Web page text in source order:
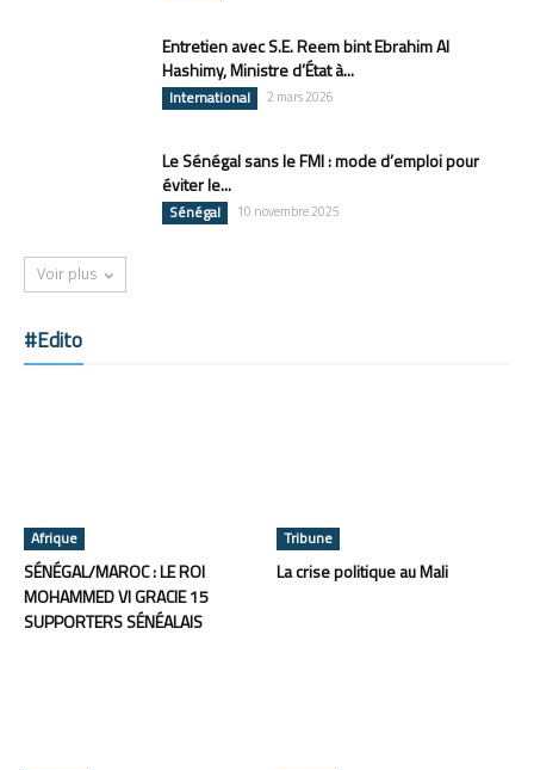
Entretien avec S.E. Reem bint Ebrahim Al
Hashimy, Ministre d’État à...
International 2 mars 2026
Le Sénégal sans le FMI : mode d’emploi pour
éviter le...
Sénégal 10 novembre 2025
Voir plus
#Edito
Afrique
SÉNÉGAL/MAROC : LE ROI
MOHAMMED VI GRACIE 15
SUPPORTERS SÉNÉALAIS
Tribune
La crise politique au Mali